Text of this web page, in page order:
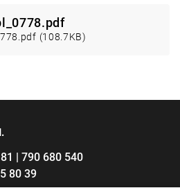
(108.7KB)
| 790 680 540
80 39